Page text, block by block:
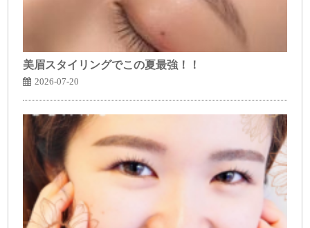
美眉スタイリングでこの夏最強！！
2026-07-20